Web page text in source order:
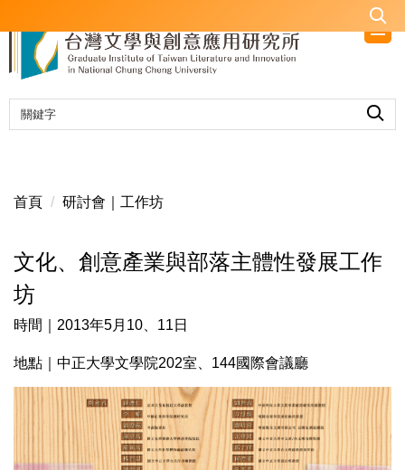
到
要
內
容
首頁 研討會｜工作坊
文化、創意產業與部落主體性發展工作
坊
時間｜2013年5月10、11日
地點｜中正大學文學院202室、144國際會議廳